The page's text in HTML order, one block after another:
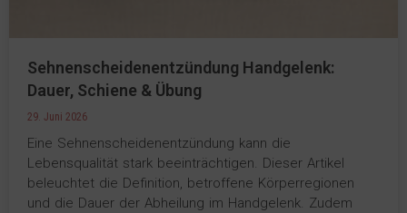
Sehnenscheidenentzündung Handgelenk:
Dauer, Schiene & Übung
29. Juni 2026
Eine Sehnenscheidenentzündung kann die
Lebensqualität stark beeinträchtigen. Dieser Artikel
beleuchtet die Definition, betroffene Körperregionen
und die Dauer der Abheilung im Handgelenk. Zudem